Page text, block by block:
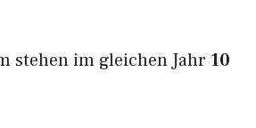
stehen im gleichen Jahr 10